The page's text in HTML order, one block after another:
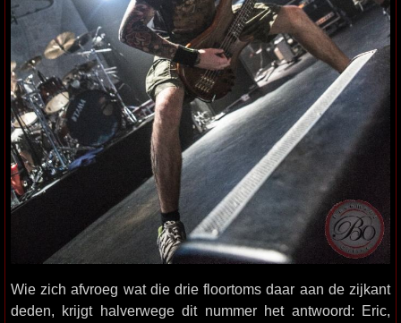
Wie zich afvroeg wat die drie floortoms daar aan de zijkant
deden, krijgt halverwege dit nummer het antwoord: Eric,